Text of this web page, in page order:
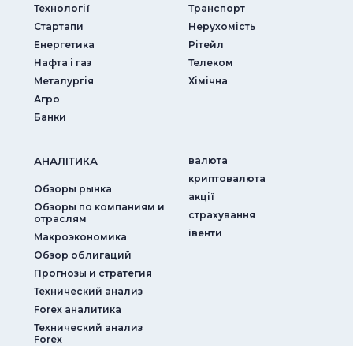
Технології
Стартапи
Енергетика
Нафта і газ
Металургія
Агро
Банки
Транспорт
Нерухомість
Рітейл
Телеком
Хімічна
АНАЛIТИКА
Обзоры рынка
Обзоры по компаниям и
отраслям
Макроэкономика
Обзор облигаций
Прогнозы и стратегия
Технический анализ
Forex аналитика
Технический анализ
Forex
валюта
криптовалюта
акції
страхування
iвенти